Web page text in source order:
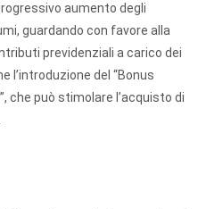
aumento degli
guardando con favore alla
previdenziali a carico dei
l’introduzione del “Bonus
che può stimolare l’acquisto di